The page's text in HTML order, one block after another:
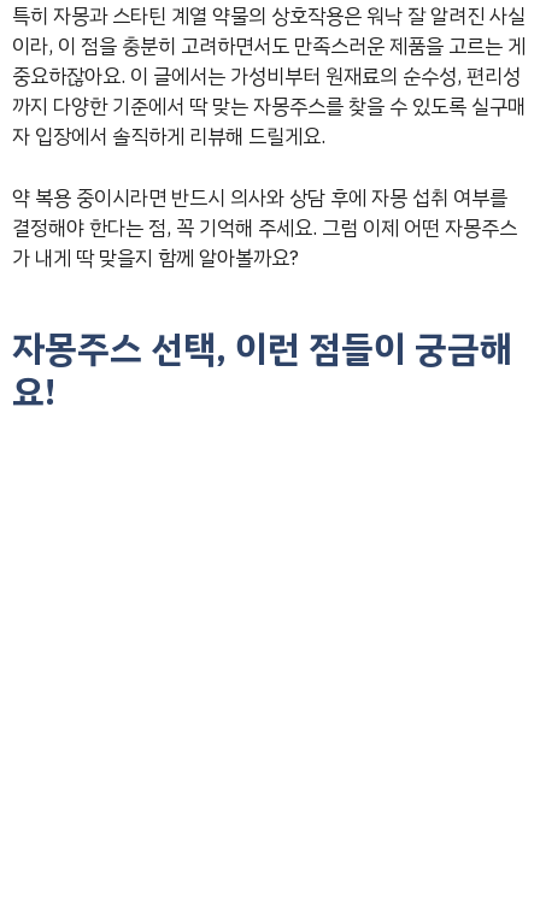
특히 자몽과 스타틴 계열 약물의 상호작용은 워낙 잘 알려진 사실
이라, 이 점을 충분히 고려하면서도 만족스러운 제품을 고르는 게
중요하잖아요. 이 글에서는 가성비부터 원재료의 순수성, 편리성
까지 다양한 기준에서 딱 맞는 자몽주스를 찾을 수 있도록 실구매
자 입장에서 솔직하게 리뷰해 드릴게요.
약 복용 중이시라면 반드시 의사와 상담 후에 자몽 섭취 여부를
결정해야 한다는 점, 꼭 기억해 주세요. 그럼 이제 어떤 자몽주스
가 내게 딱 맞을지 함께 알아볼까요?
자몽주스 선택, 이런 점들이 궁금해
요!